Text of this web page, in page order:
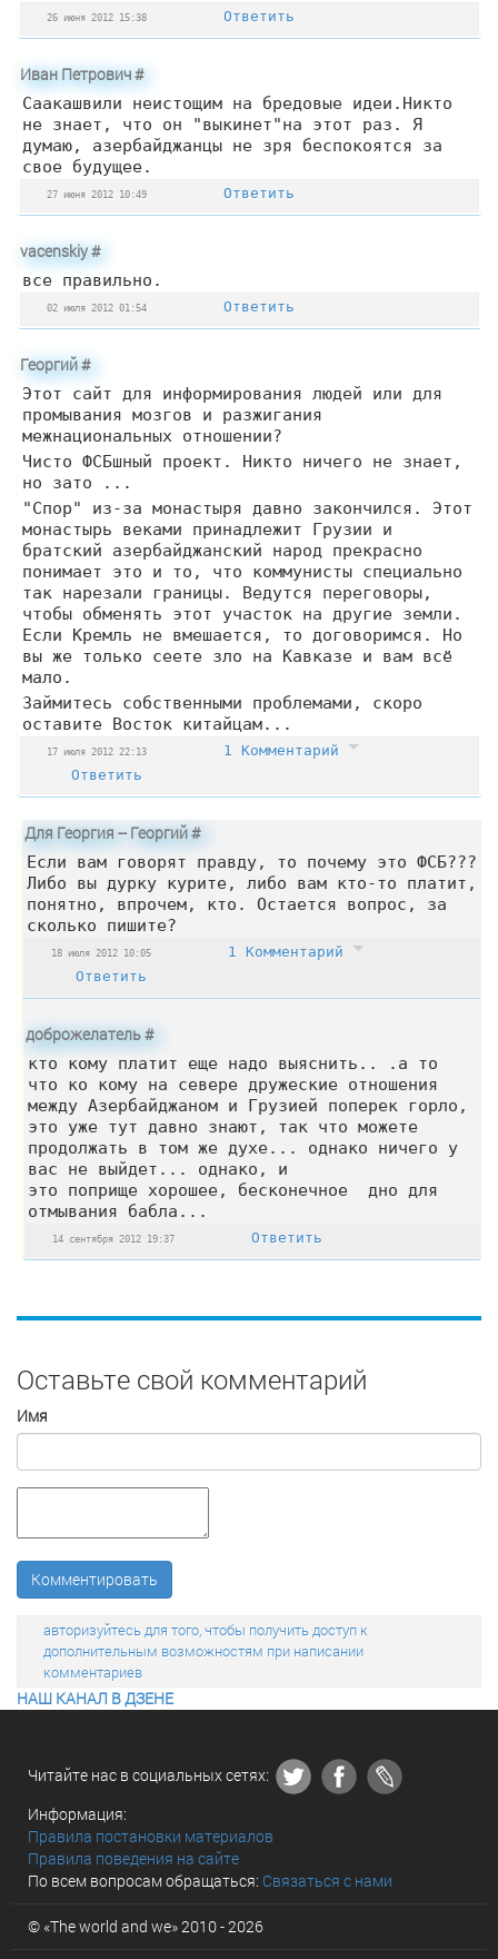
26 июня 2012 15:38 Ответить
Иван Петрович#
Саакашвили неистощим на бредовые идеи.Никто
не знает, что он "выкинет"на этот раз. Я
думаю, азербайджанцы не зря беспокоятся за
свое будущее.
27 июня 2012 10:49 Ответить
vacenskiy#
все правильно.
02 июля 2012 01:54 Ответить
Георгий#
Этот сайт для информирования людей или для
промывания мозгов и разжигания
межнациональных отношении?
Чисто ФСБшный проект. Никто ничего не знает,
но зато ...
"Спор" из-за монастыря давно закончился. Этот
монастырь веками принадлежит Грузии и
братский азербайджанский народ прекрасно
понимает это и то, что коммунисты специально
так нарезали границы. Ведутся переговоры,
чтобы обменять этот участок на другие земли.
Если Кремль не вмешается, то договоримся. Но
вы же только сеете зло на Кавказе и вам всё
мало.
Займитесь собственными проблемами, скоро
оставите Восток китайцам...
17 июля 2012 22:13
1 Комментарий
Ответить
Для Георгия -- Георгий#
Если вам говорят правду, то почему это ФСБ???
Либо вы дурку курите, либо вам кто-то платит,
понятно, впрочем, кто. Остается вопрос, за
сколько пишите?
18 июля 2012 10:05
1 Комментарий
Ответить
доброжелатель#
кто кому платит еще надо выяснить.. .а то
что ко кому на севере дружеские отношения
между Азербайджаном и Грузией поперек горло,
это уже тут давно знают, так что можете
продолжать в том же духе... однако ничего у
вас не выйдет... однако, и
это поприще хорошее, бесконечное дно для
отмывания бабла...
14 сентября 2012 19:37 Ответить
Оставьте свой комментарий
Имя
Комментировать
авторизуйтесь для того, чтобы получить доступ к
дополнительным возможностям при написании
комментариев
НАШ КАНАЛ В ДЗЕНЕ
Читайте нас в социальных сетях:
Информация:
Правила постановки материалов
Правила поведения на сайте
По всем вопросам обращаться: Связаться с нами
© «The world and we» 2010 - 2026